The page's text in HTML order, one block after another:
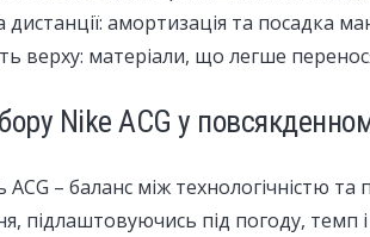
амортизація та посадка
верху: матеріали, що легше
Nike ACG у
ACG – баланс між технологічністю
під погоду, темп і